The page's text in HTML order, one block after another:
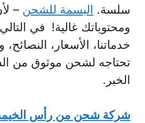
سلسة. البسمة للشحن –
ومحتوياتك غالية! في
خدماتنا، الأسعار،
تحتاجه لشحن موثوق من
الخبر.
شركة شحن من رأس